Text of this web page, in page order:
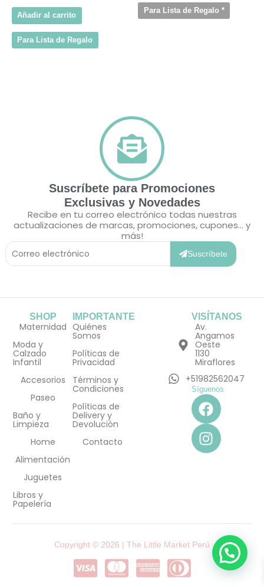
Añadir al carrito
Para Lista de Regalo
Para Lista de Regalo*
Suscríbete para Promociones
Exclusivas y Novedades
Recibe en tu correo electrónico todas nuestras
actualizaciones de marcas, promociones, cupones... y
más!
Correo
Electrónico
Suscríbete
SHOP
Maternidad
Moda y
Calzado
Infantil
Accesorios
Paseo
Baño y
Limpieza
Home
Alimentación
Juguetes
Libros y
Papelería
IMPORTANTE
Quiénes
Somos
Políticas de
Privacidad
Términos y
Condiciones
Políticas de
Delivery y
Devolución
Contacto
VISÍTANOS
Av.
Angamos
Oeste
1130
Miraflores
+51982562047
Síguenos
F
a
c
e
b
I
n
s
t
a
m
Copyright © 2026 | The Little Market Perú
C C C C